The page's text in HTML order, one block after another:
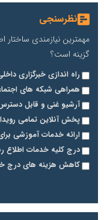
نظرسنجی
مهمترین نیازمندی
گزینه است؟
راه اندازی خبرگزاری
همراهی شبکه های
آرشیو غنی و قابل
پخش آنلاین تمامی
ارائه خدمات آموزشی
درج کلیه خدمات اطلاع
کاهش هزینه های درج